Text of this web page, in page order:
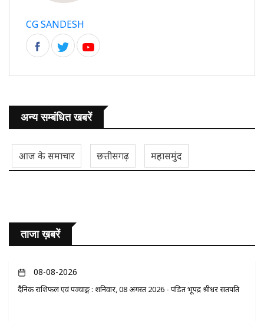
CG SANDESH
अन्य सम्बंधित खबरें
आज के समाचार छत्तीसगढ़ महासमुंद
ताजा ख़बरें
08-08-2026
दैनिक राशिफल एवं पञ्चाङ्ग : शनिवार, 08 अगस्त 2026 - पंडित भूपेंद्र श्रीधर सतपति